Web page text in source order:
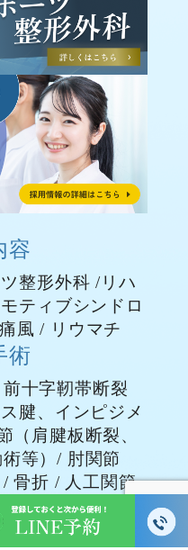
容
整形外科 /リハ
ティブシンドロ
痛風 / リウマチ
術
前十字靭帯断裂
腱、インピジメ
（ 肩腱板断裂、
等）/ 肘関節
/ 骨折 / 人工関節
の整形外科手術